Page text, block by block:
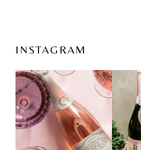
INSTAGRAM